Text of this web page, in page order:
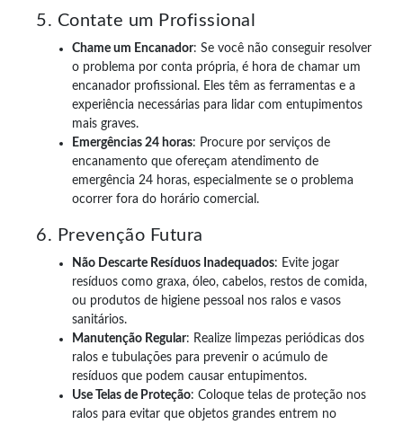
5. Contate um Profissional
Chame um Encanador: Se você não conseguir resolver
o problema por conta própria, é hora de chamar um
encanador profissional. Eles têm as ferramentas e a
experiência necessárias para lidar com entupimentos
mais graves.
Emergências 24 horas: Procure por serviços de
encanamento que ofereçam atendimento de
emergência 24 horas, especialmente se o problema
ocorrer fora do horário comercial.
6. Prevenção Futura
Não Descarte Resíduos Inadequados: Evite jogar
resíduos como graxa, óleo, cabelos, restos de comida,
ou produtos de higiene pessoal nos ralos e vasos
sanitários.
Manutenção Regular: Realize limpezas periódicas dos
ralos e tubulações para prevenir o acúmulo de
resíduos que podem causar entupimentos.
Use Telas de Proteção: Coloque telas de proteção nos
ralos para evitar que objetos grandes entrem no